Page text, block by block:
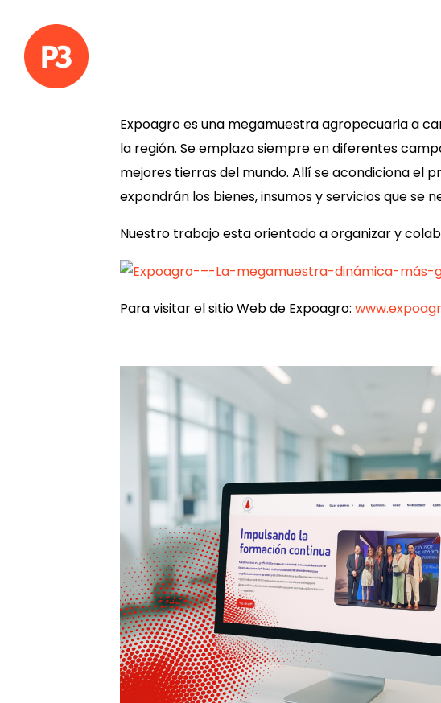
Expoagro es una megamuestra agropecuaria a
la región. Se emplaza siempre en diferentes
mejores tierras del mundo. Allí se acondiciona el
expondrán los bienes, insumos y servicios que
Nuestro trabajo esta orientado a organizar y
Para visitar el sitio Web de Expoagro: